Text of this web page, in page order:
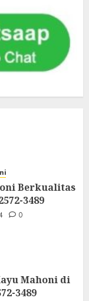
Berkualitas
3489
0
Mahoni di
3489